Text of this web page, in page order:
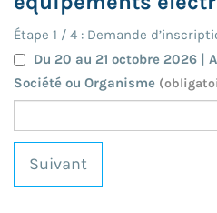
Étape 1 / 4 : Demande
Du 20 au 21 octobre 2026 |
Société ou Organisme
Suivant